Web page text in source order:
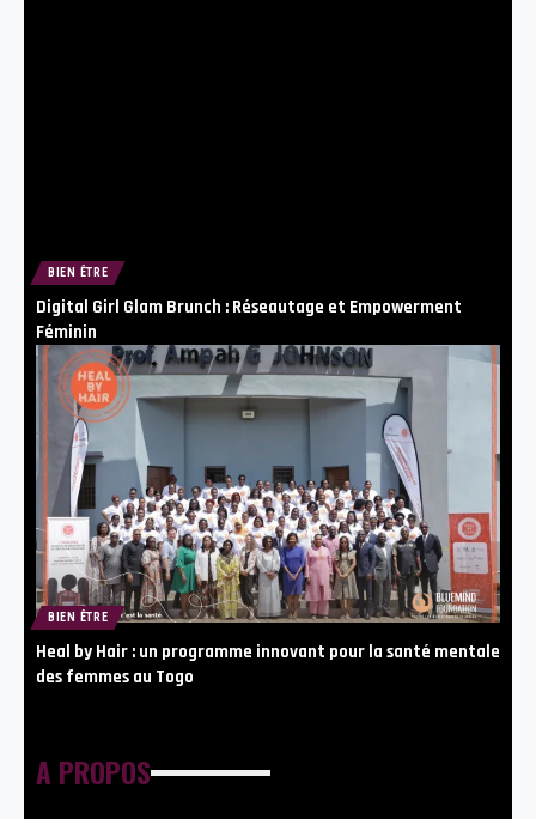
BIEN ÊTRE
Digital Girl Glam Brunch : Réseautage et Empowerment
Féminin
BIEN ÊTRE
Heal by Hair : un programme innovant pour la santé mentale
des femmes au Togo
A PROPOS